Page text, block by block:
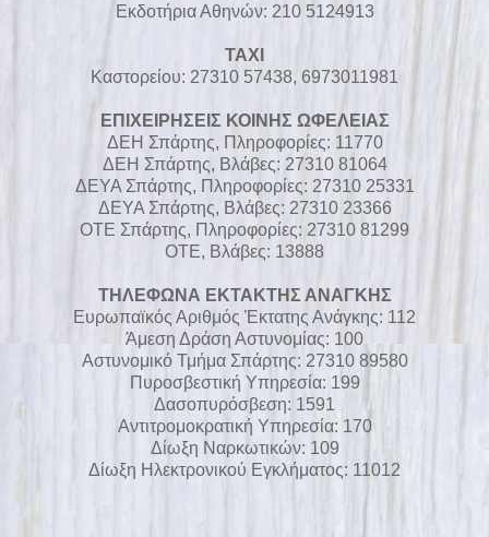
Εκδοτήρια Αθηνών: 210 5124913
TAXI
Καστορείου: 27310 57438, 6973011981
ΕΠΙΧΕΙΡΗΣΕΙΣ ΚΟΙΝΗΣ ΩΦΕΛΕΙΑΣ
ΔΕΗ Σπάρτης, Πληροφορίες: 11770
ΔΕΗ Σπάρτης, Βλάβες: 27310 81064
ΔΕΥΑ Σπάρτης, Πληροφορίες: 27310 25331
ΔΕΥΑ Σπάρτης, Βλάβες: 27310 23366
ΟΤΕ Σπάρτης, Πληροφορίες: 27310 81299
ΟΤΕ, Bλάβες: 13888
ΤΗΛΕΦΩΝΑ ΕΚΤΑΚΤΗΣ ΑΝΑΓΚΗΣ
Ευρωπαϊκός Αριθμός Έκτατης Ανάγκης: 112
Άμεση Δράση Αστυνομίας: 100
Αστυνομικό Τμήμα Σπάρτης: 27310 89580
Πυροσβεστική Υπηρεσία: 199
Δασοπυρόσβεση: 1591
Αντιτρομοκρατική Υπηρεσία: 170
Δίωξη Ναρκωτικών: 109
Δίωξη Ηλεκτρονικού Εγκλήματος: 11012